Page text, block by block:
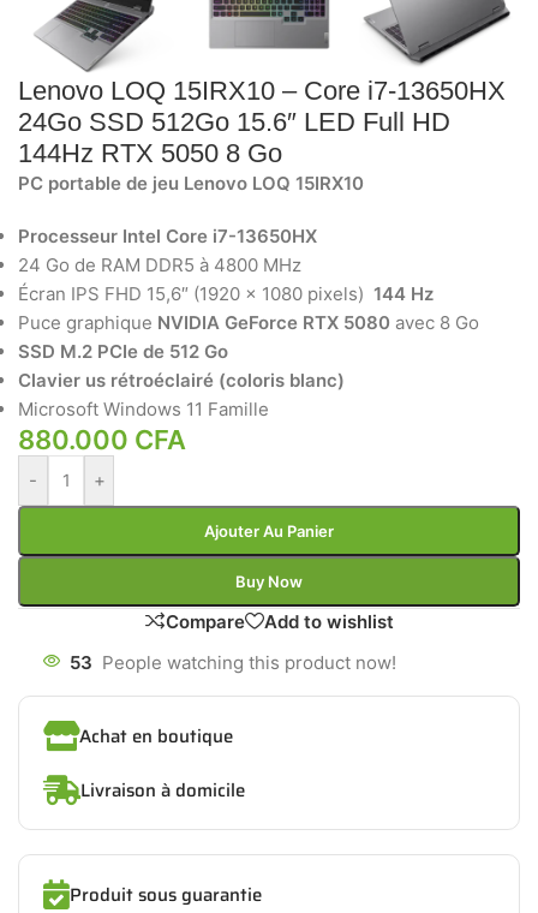
Lenovo LOQ 15IRX10 – Core i7-13650HX
24Go SSD 512Go 15.6″ LED Full HD
144Hz RTX 5050 8 Go
PC portable de jeu Lenovo LOQ 15IRX10
Processeur Intel Core i7-13650HX
24 Go de RAM DDR5 à 4800 MHz
Écran IPS FHD 15,6″ (1920 x 1080 pixels) 144 Hz
Puce graphique NVIDIA GeForce RTX 5080 avec 8 Go
SSD M.2 PCIe de 512 Go
Clavier us rétroéclairé (coloris blanc)
Microsoft Windows 11 Famille
880.000 CFA
- +
Ajouter Au Panier
Buy Now
Compare
Add to wishlist
53 People watching this product now!
Achat en boutique
Livraison à domicile
Produit sous guarantie